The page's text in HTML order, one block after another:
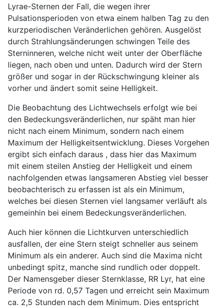
Lyrae-Sternen der Fall, die wegen ihrer
Pulsationsperioden von etwa einem halben Tag zu den
kurzperiodischen Veränderlichen gehören. Ausgelöst
durch Strahlungsänderungen schwingen Teile des
Sterninneren, welche nicht weit unter der Oberfläche
liegen, nach oben und unten. Dadurch wird der Stern
größer und sogar in der Rückschwingung kleiner als
vorher und ändert somit seine Helligkeit.
Die Beobachtung des Lichtwechsels erfolgt wie bei
den Bedeckungsveränderlichen, nur späht man hier
nicht nach einem Minimum, sondern nach einem
Maximum der Helligkeitsentwicklung. Dieses Vorgehen
ergibt sich einfach daraus , dass hier das Maximum
mit einem steilen Anstieg der Helligkeit und einem
nachfolgenden etwas langsameren Abstieg viel besser
beobachterisch zu erfassen ist als ein Minimum,
welches bei diesen Sternen viel langsamer verläuft als
gemeinhin bei einem Bedeckungsveränderlichen.
Auch hier können die Lichtkurven unterschiedlich
ausfallen, der eine Stern steigt schneller aus seinem
Minimum als ein anderer. Auch sind die Maxima nicht
unbedingt spitz, manche sind rundlich oder doppelt.
Der Namensgeber dieser Sternklasse, RR Lyr, hat eine
Periode von rd. 0,57 Tagen und erreicht sein Maximum
ca. 2,5 Stunden nach dem Minimum. Dies entspricht